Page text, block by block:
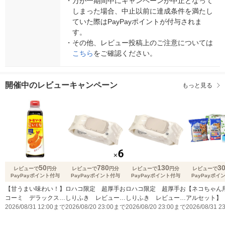
しまった場合、中止以前に達成条件を満たし
ていた際はPayPayポイントが付与されま
す。
・ その他、レビュー投稿上のご注意については
こちらをご確認ください。
開催中のレビューキャンペーン もっと見る
レビューで50円分
PayPayポイント付与
【甘うまい味わい！】
コーミ デラックスこ
いくちソース
2026/08/31 12:00まで
レビューで780円分
PayPayポイント付与
ロハコ限定 超厚手お
しりふき レビューで
お得なキャンペーン
2026/08/20 23:00まで
レビューで130円分
PayPayポイント付与
ロハコ限定 超厚手お
しりふき レビューで
お得なキャンペーン
2026/08/20 23:00まで
レビューで
PayPayポイ
【ネコちゃん
アルセット
ールPet キミ
2026/08/31